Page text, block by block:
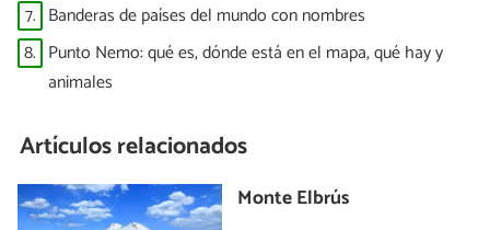
7. Banderas de países del mundo con nombres
8. Punto Nemo: qué es, dónde está en el mapa, qué hay y
animales
Artículos relacionados
Monte Elbrús